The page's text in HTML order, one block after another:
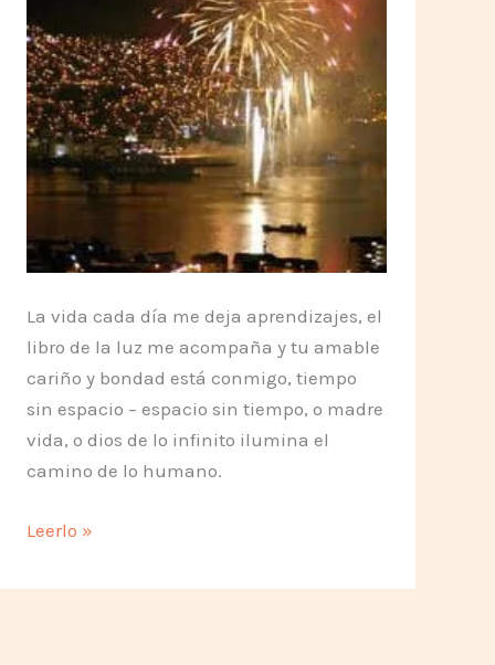
La vida cada día me deja aprendizajes, el
libro de la luz me acompaña y tu amable
cariño y bondad está conmigo, tiempo
sin espacio – espacio sin tiempo, o madre
vida, o dios de lo infinito ilumina el
camino de lo humano.
Que
vaya
Leerlo »